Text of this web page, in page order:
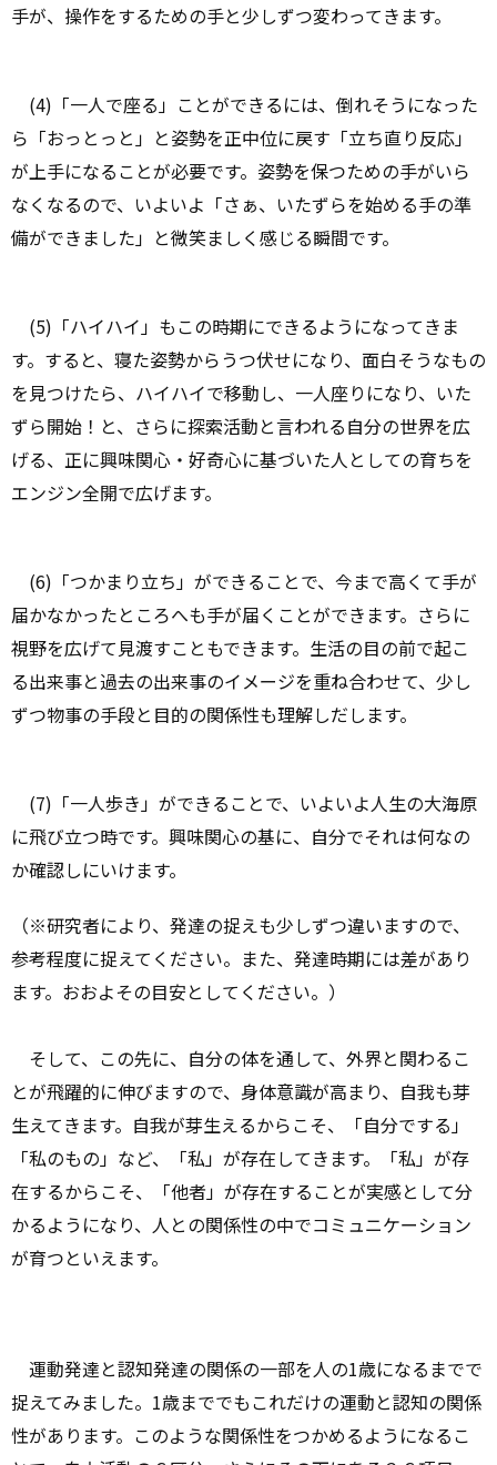
手が、操作をするための手と少しずつ変わってきます。
(4)「一人で座る」ことができるには、倒れそうになった
ら「おっとっと」と姿勢を正中位に戻す「立ち直り反応」
が上手になることが必要です。姿勢を保つための手がいら
なくなるので、いよいよ「さぁ、いたずらを始める手の準
備ができました」と微笑ましく感じる瞬間です。
(5)「ハイハイ」もこの時期にできるようになってきま
す。すると、寝た姿勢からうつ伏せになり、面白そうなもの
を見つけたら、ハイハイで移動し、一人座りになり、いた
ずら開始！と、さらに探索活動と言われる自分の世界を広
げる、正に興味関心・好奇心に基づいた人としての育ちを
エンジン全開で広げます。
(6)「つかまり立ち」ができることで、今まで高くて手が
届かなかったところへも手が届くことができます。さらに
視野を広げて見渡すこともできます。生活の目の前で起こ
る出来事と過去の出来事のイメージを重ね合わせて、少し
ずつ物事の手段と目的の関係性も理解しだします。
(7)「一人歩き」ができることで、いよいよ人生の大海原
に飛び立つ時です。興味関心の基に、自分でそれは何なの
か確認しにいけます。
（※研究者により、発達の捉えも少しずつ違いますので、
参考程度に捉えてください。また、発達時期には差があり
ます。おおよその目安としてください。）
そして、この先に、自分の体を通して、外界と関わるこ
とが飛躍的に伸びますので、身体意識が高まり、自我も芽
生えてきます。自我が芽生えるからこそ、「自分でする」
「私のもの」など、「私」が存在してきます。「私」が存
在するからこそ、「他者」が存在することが実感として分
かるようになり、人との関係性の中でコミュニケーション
が育つといえます。
運動発達と認知発達の関係の一部を人の1歳になるまでで
捉えてみました。1歳まででもこれだけの運動と認知の関係
性があります。このような関係性をつかめるようになるこ